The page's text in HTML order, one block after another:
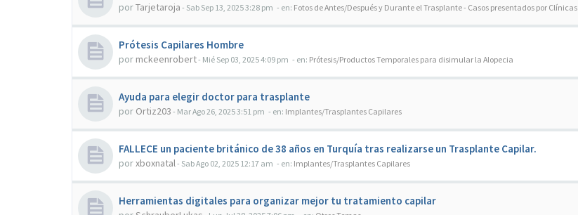
porTarjetaroja - Sab Sep 13, 2025 3:28 pm - en: Fotos de Antes/Después y Durante el Trasplante - Casos presentados por Clínicas
Prótesis Capilares Hombre
por mckeenrobert- Mié Sep 03, 2025 4:09 pm - en: Prótesis/Productos Temporales para disimular la Alopecia
Ayuda para elegir doctor para trasplante
por Ortiz203 - Mar Ago 26, 2025 3:51 pm - en: Implantes/Trasplantes Capilares
FALLECE un paciente británico de 38 años en Turquía tras realizarse un Trasplante Capilar.
porxboxnatal- Sab Ago 02, 2025 12:17 am - en: Implantes/Trasplantes Capilares
Herramientas digitales para organizar mejor tu tratamiento capilar